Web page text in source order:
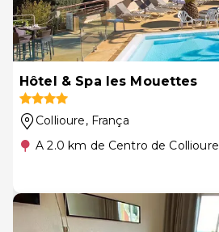
Hôtel & Spa les Mouettes
Collioure, França
A 2.0 km de Centro de Collioure